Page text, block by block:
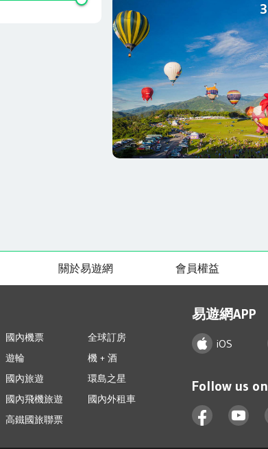
3
關於易遊網 會員權益
國內機票
全球訂房
遊輪
機 + 酒
國內旅遊
環島之星
國內飛機旅遊
國內外租車
高鐵國旅聯票
易遊網APP
iOS
Follow us on